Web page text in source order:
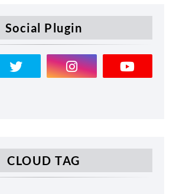
Social Plugin
CLOUD TAG